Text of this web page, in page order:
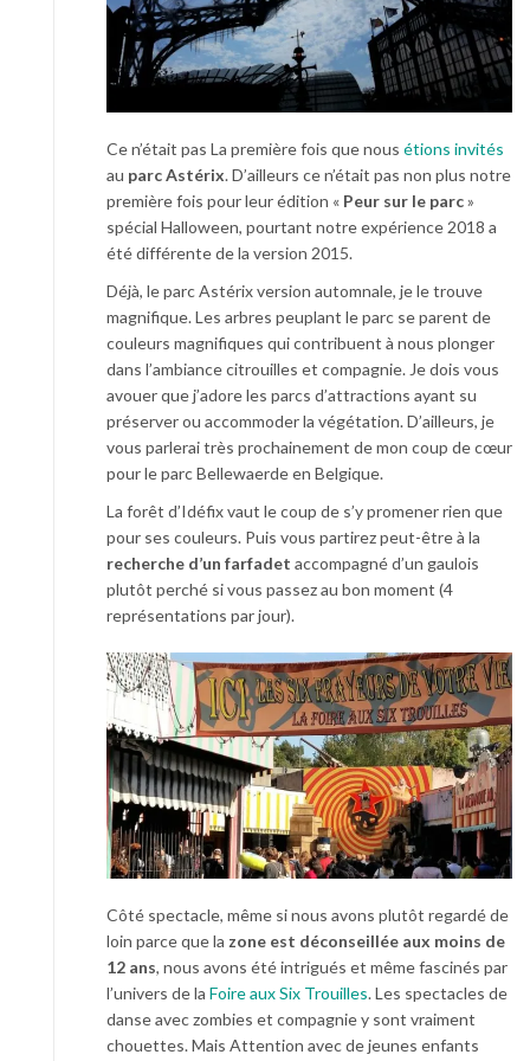
Ce n’était pas La première fois que nous étions invités
au parc Astérix. D’ailleurs ce n’était pas non plus notre
première fois pour leur édition « Peur sur le parc»
spécial Halloween, pourtant notre expérience 2018 a
été différente de la version 2015.
Déjà, le parc Astérix version automnale, je le trouve
magnifique. Les arbres peuplant le parc se parent de
couleurs magnifiques qui contribuent à nous plonger
dans l’ambiance citrouilles et compagnie. Je dois vous
avouer que j’adore les parcs d’attractions ayant su
préserver ou accommoder la végétation. D’ailleurs, je
vous parlerai très prochainement de mon coup de cœur
pour le parc Bellewaerde en Belgique.
La forêt d’Idéfix vaut le coup de s’y promener rien que
pour ses couleurs. Puis vous partirez peut-être à la
recherche d’un farfadet accompagné d’un gaulois
plutôt perché si vous passez au bon moment (4
représentations par jour).
Côté spectacle, même si nous avons plutôt regardé de
loin parce que la zone est déconseillée aux moins de
12 ans, nous avons été intrigués et même fascinés par
l’univers de la Foire aux Six Trouilles. Les spectacles de
danse avec zombies et compagnie y sont vraiment
chouettes. Mais Attention avec de jeunes enfants